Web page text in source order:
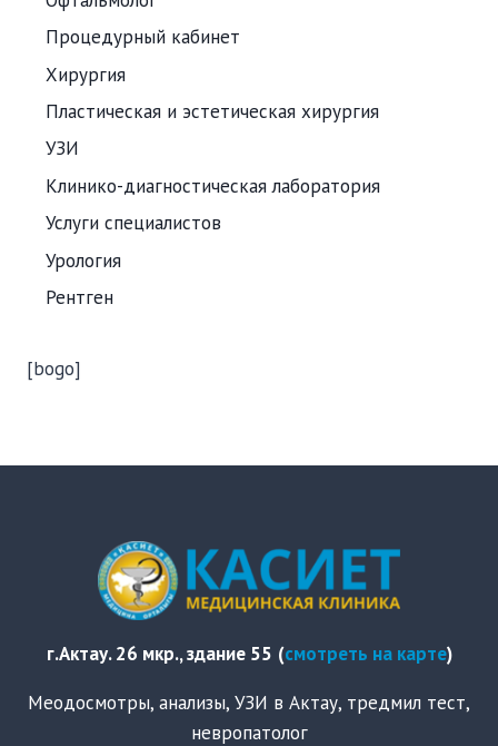
Процедурный кабинет
Хирургия
Пластическая и эстетическая хирургия
УЗИ
Клинико-диагностическая лаборатория
Услуги специалистов
Урология
Рентген
[bogo]
г.Актау. 26 мкр., здание 55 (смотреть на карте)
Меодосмотры, анализы, УЗИ в Актау, тредмил тест,
невропатолог